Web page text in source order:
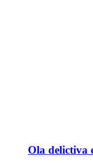
Ola delictiva